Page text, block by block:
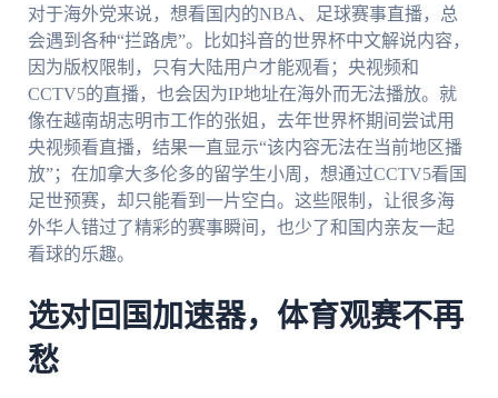
对于海外党来说，想看国内的NBA、足球赛事直播，总
会遇到各种“拦路虎”。比如抖音的世界杯中文解说内容，
因为版权限制，只有大陆用户才能观看；央视频和
CCTV5的直播，也会因为IP地址在海外而无法播放。就
像在越南胡志明市工作的张姐，去年世界杯期间尝试用
央视频看直播，结果一直显示“该内容无法在当前地区播
放”；在加拿大多伦多的留学生小周，想通过CCTV5看国
足世预赛，却只能看到一片空白。这些限制，让很多海
外华人错过了精彩的赛事瞬间，也少了和国内亲友一起
看球的乐趣。
选对回国加速器，体育观赛不再
愁